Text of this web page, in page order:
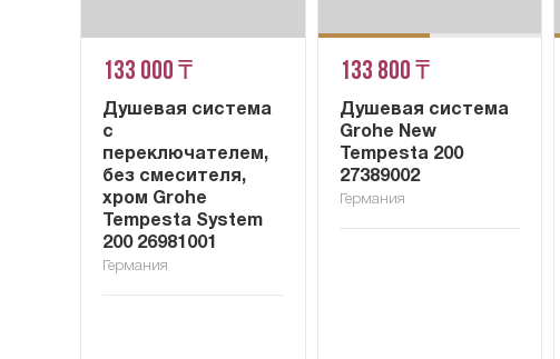
133 000 ₸
Душевая система
с
переключателем,
без смесителя,
хром Grohe
Tempesta System
200 26981001
Германия
133 800 ₸
Душевая система
Grohe New
Tempesta 200
27389002
Германия